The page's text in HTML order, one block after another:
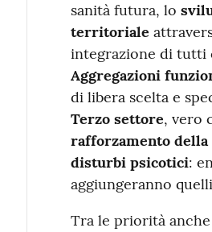
sanità futura, lo
territoriale
integrazione di tutti
Aggregazioni
di libera scelta e
Terzo settore, vero
rafforzamento
disturbi psicotici:
aggiungeranno
Tra le priorità